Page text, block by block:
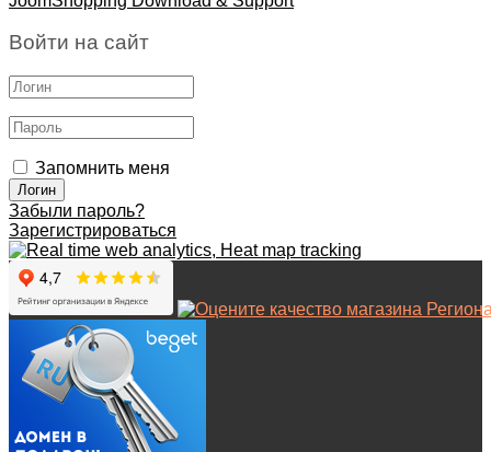
Войти на сайт
Запомнить меня
Забыли пароль?
Зарегистрироваться